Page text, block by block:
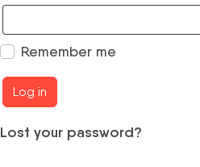
Remember me
Log in
Lost your password?